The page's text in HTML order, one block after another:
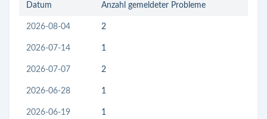
Datum Anzahl gemeldeter Probleme
2026-08-04 2
2026-07-14 1
2026-07-07 2
2026-06-28 1
2026-06-19 1